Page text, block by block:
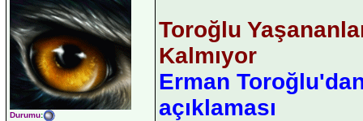
Durumu:
Toroğlu
Kalmıyor
Erman
açıklaması